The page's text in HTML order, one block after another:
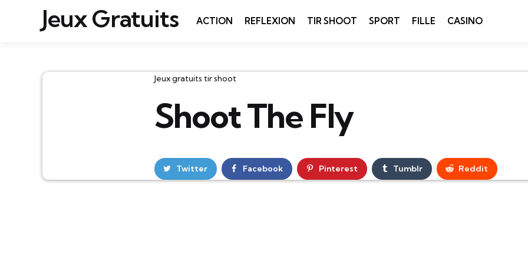
Jeux Gratuits ACTION REFLEXION TIR SHOOT SPORT FILLE CASINO
Catégories
Jeux gratuits tir shoot
Shoot The Fly
Twitter Facebook Pinterest Tumblr Reddit